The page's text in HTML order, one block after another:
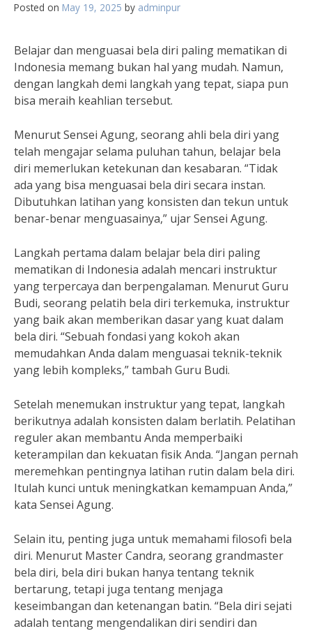
Posted on May 19, 2025 by adminpur
Belajar dan menguasai bela diri paling mematikan di
Indonesia memang bukan hal yang mudah. Namun,
dengan langkah demi langkah yang tepat, siapa pun
bisa meraih keahlian tersebut.
Menurut Sensei Agung, seorang ahli bela diri yang
telah mengajar selama puluhan tahun, belajar bela
diri memerlukan ketekunan dan kesabaran. “Tidak
ada yang bisa menguasai bela diri secara instan.
Dibutuhkan latihan yang konsisten dan tekun untuk
benar-benar menguasainya,” ujar Sensei Agung.
Langkah pertama dalam belajar bela diri paling
mematikan di Indonesia adalah mencari instruktur
yang terpercaya dan berpengalaman. Menurut Guru
Budi, seorang pelatih bela diri terkemuka, instruktur
yang baik akan memberikan dasar yang kuat dalam
bela diri. “Sebuah fondasi yang kokoh akan
memudahkan Anda dalam menguasai teknik-teknik
yang lebih kompleks,” tambah Guru Budi.
Setelah menemukan instruktur yang tepat, langkah
berikutnya adalah konsisten dalam berlatih. Pelatihan
reguler akan membantu Anda memperbaiki
keterampilan dan kekuatan fisik Anda. “Jangan pernah
meremehkan pentingnya latihan rutin dalam bela diri.
Itulah kunci untuk meningkatkan kemampuan Anda,”
kata Sensei Agung.
Selain itu, penting juga untuk memahami filosofi bela
diri. Menurut Master Candra, seorang grandmaster
bela diri, bela diri bukan hanya tentang teknik
bertarung, tetapi juga tentang menjaga
keseimbangan dan ketenangan batin. “Bela diri sejati
adalah tentang mengendalikan diri sendiri dan